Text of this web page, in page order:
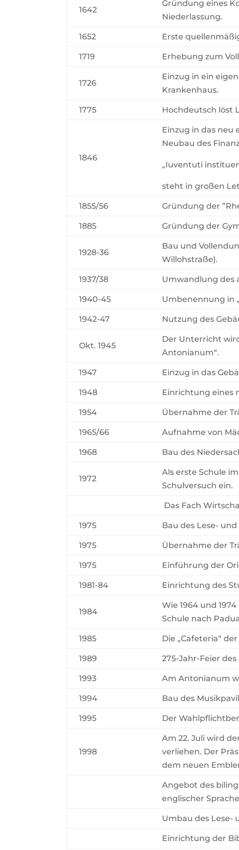
1642
Gründung eines
Niederlassung.
1652 Erste
1719 Erhebung zum
1726
Einzug in ein
Krankenhaus.
1775 Hochdeutsch löst
1846
Einzug in das neu
Neubau des
„Iuventuti
steht in großen
1855/56 Gründung der
1885 Gründung der
1928-36
Bau und
Willohstraße).
1937/38 Umwandlung des
1940-45 Umbenennung in
1942-47 Nutzung des
Okt. 1945
Der Unterricht
Antonianum“.
1947 Einzug in das
1948 Einrichtung eines
1954 Übernahme der
1965/66 Aufnahme von
1968 Bau des
1972
Als erste Schule
Schulversuch ein.
Das Fach
1975 Bau des Lese-
1975 Übernahme der
1975 Einführung der
1981-84 Einrichtung des
1984
Wie 1964 und
Schule nach
1985 Die „Cafeteria“
1989 275-Jahr-Feier
1993 Am Antonianum
1994 Bau des
1995 Der
1998
Am 22. Juli wird
verliehen. Der
dem neuen
Angebot des
englischer
Umbau des Lese-
Einrichtung der